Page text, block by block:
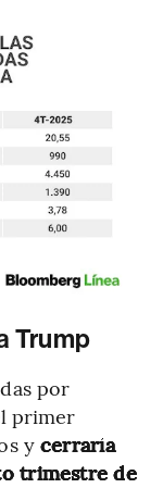
Trump
por
primer
y cerraría
trimestre de